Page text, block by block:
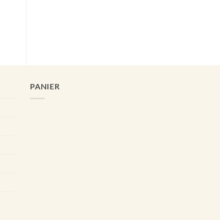
PANIER